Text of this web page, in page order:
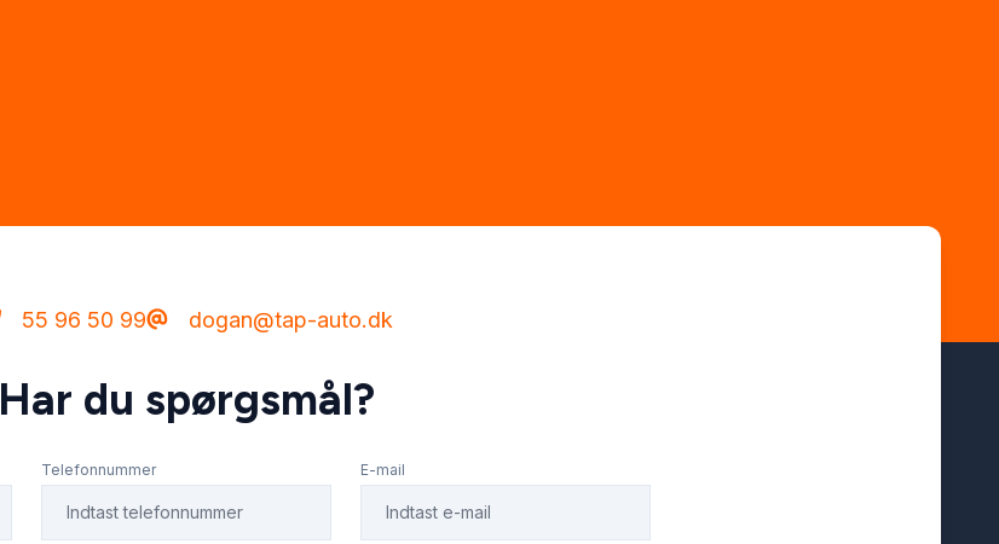
55 96 50 99 dogan@tap-auto.dk
Har du spørgsmål?
Telefonnummer E-mail